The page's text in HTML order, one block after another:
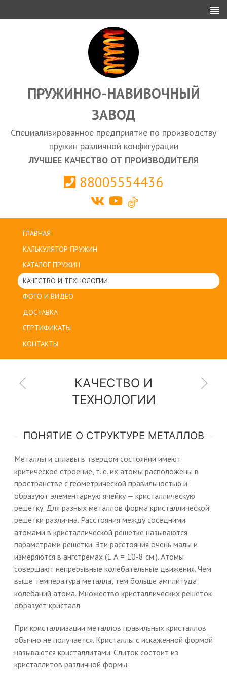
ИНВЕСТОРАМ
ПРОЕКТИРОВАНИЕ
ЭКСПОРТ
ЗАКУПКИ
КАЛЬКУЛЯТОР ПРУЖИН
Выберите город
ПРУЖИННО-НАВИВОЧНЫЙ
ЗАВОД
Специализированное предприятие по производству
пружин различной конфигурации
ЛУЧШЕЕ КАЧЕСТВО ОТ ПРОИЗВОДИТЕЛЯ
88005554436
ГЛАВНАЯ
КАЛЬКУЛЯТОР ПРУЖИН
КАТАЛОГ ПРУЖИН
КАЧЕСТВО И ТЕХНОЛОГИИ
ФОТО И ВИДЕО
ДОСТАВКА
СЕРТИФИКАТЫ
КОНТАКТЫ
КАЧЕСТВО И
ТЕХНОЛОГИИ
ПОНЯТИЕ О СТРУКТУРЕ МЕТАЛЛОВ
Металлы и сплавы в твердом состоянии имеют
критическое строение, т. е. их атомы расположены в
пространстве с геометрической правильностью и
образуют элементарную ячейку — кристаллическую
решетку. Для разных металлов форма кристаллической
решетки различна. Расстояния между соседними
атомами в кристаллической решетке называются
параметрами решетки. Эти расстояния очень малы и
измеряются в ангстремах (1 А = 10-8 см.). Атомы
совершают непрерывные колебательные движения. Чем
выше температура металла, тем больше амплитуда
колебаний атома. Множество кристаллических решеток
образует кристалл.
При кристаллизации металлов правильных кристаллов
обычно не получается. Кристаллы с искаженной формой
называются кристаллитами. Слиток состоит из
кристаллитов различной формы.